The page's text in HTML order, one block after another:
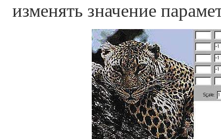
изменять значение